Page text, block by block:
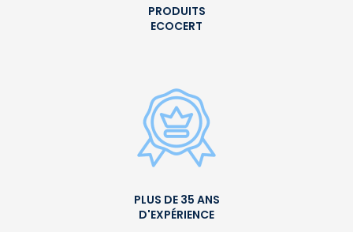
PRODUITS
ECOCERT
PLUS DE 35 ANS
D'EXPÉRIENCE